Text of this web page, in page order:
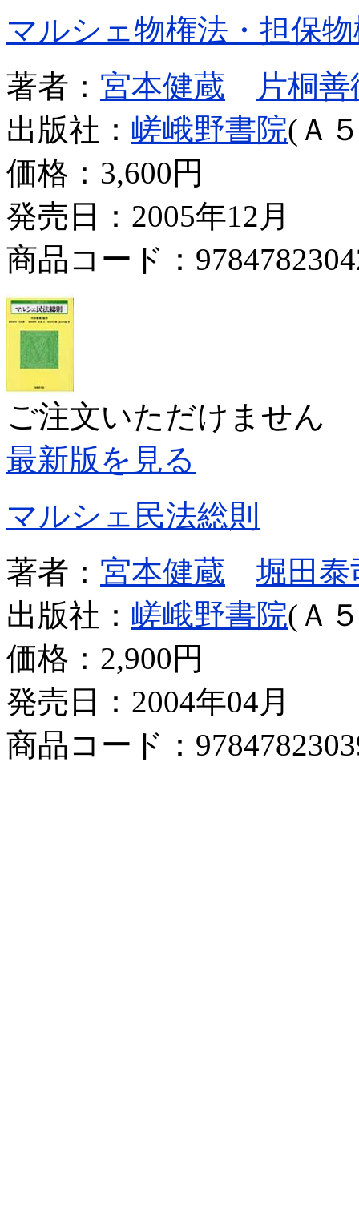
マルシェ物権法・担保
著者： 宮本健蔵
片桐善
出版社： 嵯峨野書院(Ａ
価格： 3,600円
発売日：2005年12月
商品コード：
ご注文いただけません
最新版を見る
マルシェ民法総則
著者： 宮本健蔵
堀田泰
出版社： 嵯峨野書院(Ａ
価格： 2,900円
発売日：2004年04月
商品コード：